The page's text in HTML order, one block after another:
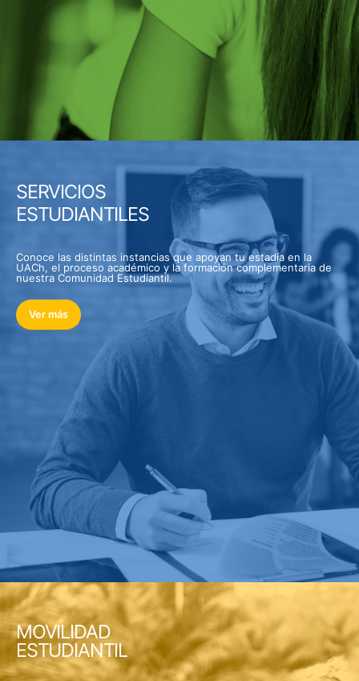
SERVICIOS
ESTUDIANTILES
Conoce las distintas instancias que apoyan tu estadía en la
UACh, el proceso académico y la formación complementaria de
nuestra Comunidad Estudiantil.
Ver más
MOVILIDAD
ESTUDIANTIL